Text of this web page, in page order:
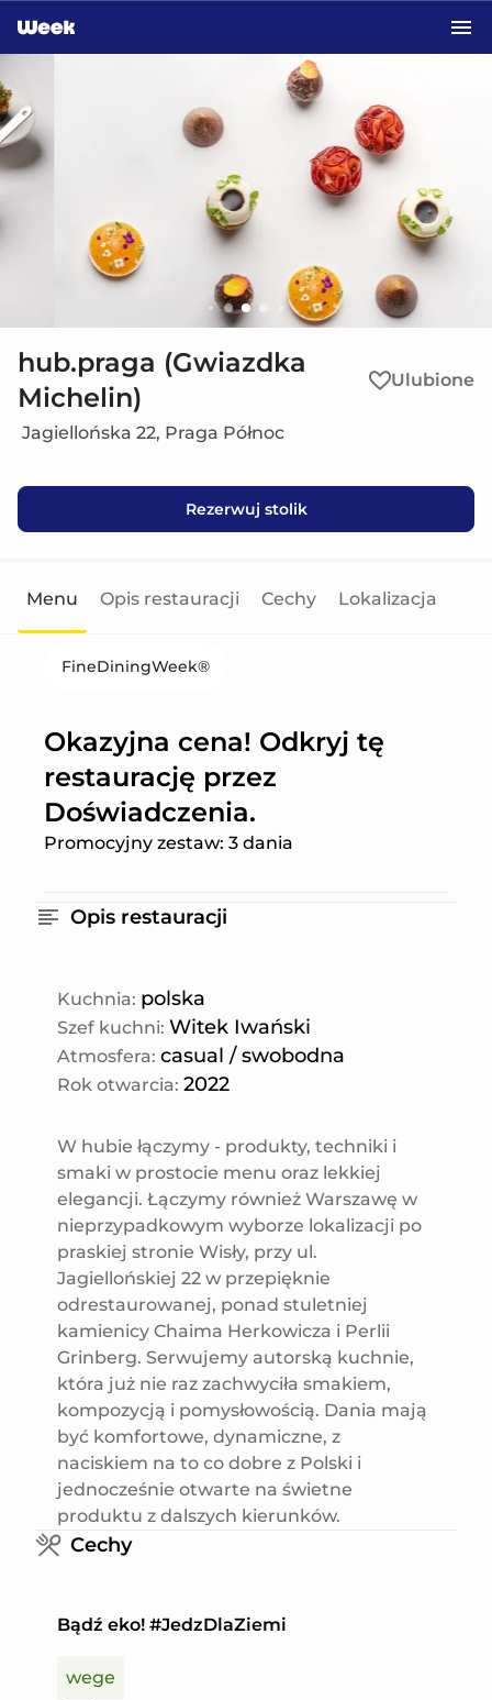
hub.praga (Gwiazdka
Michelin)
Ulubione
Jagiellońska 22, Praga Północ
Rezerwuj stolik
Menu Opis restauracji Cechy Lokalizacja
FineDiningWeek®
Okazyjna cena! Odkryj tę
restaurację przez
Doświadczenia.
Promocyjny zestaw: 3 dania
Opis restauracji
Kuchnia: polska
Szef kuchni: Witek Iwański
Atmosfera: casual / swobodna
Rok otwarcia: 2022
W hubie łączymy - produkty, techniki i
smaki w prostocie menu oraz lekkiej
elegancji. Łączymy również Warszawę w
nieprzypadkowym wyborze lokalizacji po
praskiej stronie Wisły, przy ul.
Jagiellońskiej 22 w przepięknie
odrestaurowanej, ponad stuletniej
kamienicy Chaima Herkowicza i Perlii
Grinberg. Serwujemy autorską kuchnie,
która już nie raz zachwyciła smakiem,
kompozycją i pomysłowością. Dania mają
być komfortowe, dynamiczne, z
naciskiem na to co dobre z Polski i
jednocześnie otwarte na świetne
produktu z dalszych kierunków.
Cechy
Bądź eko! #JedzDlaZiemi
wege